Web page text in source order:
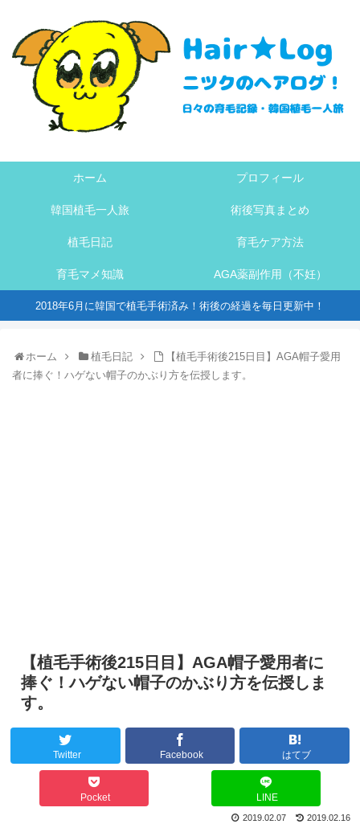
ホーム プロフィール
韓国植毛一人旅 術後写真まとめ
植毛日記 育毛ケア方法
育毛マメ知識 AGA薬副作用（不妊）
2018年6月に韓国で植毛手術済み！術後の経過を毎日更新中！
ホーム 植毛日記
【植毛手術後215日目】AGA帽子愛用
者に捧ぐ！ハゲない帽子のかぶり方を伝授します。
【植毛手術後215日目】AGA帽子愛用者に
捧ぐ！ハゲない帽子のかぶり方を伝授しま
す。
Twitter Facebook はてブ
Pocket LINE
2019.02.16
2019.02.07